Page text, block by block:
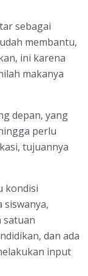
sebagai
membantu,
ini karena
makanya
depan, yang
perlu
tujuannya
kondisi
satuan
dan ada
input